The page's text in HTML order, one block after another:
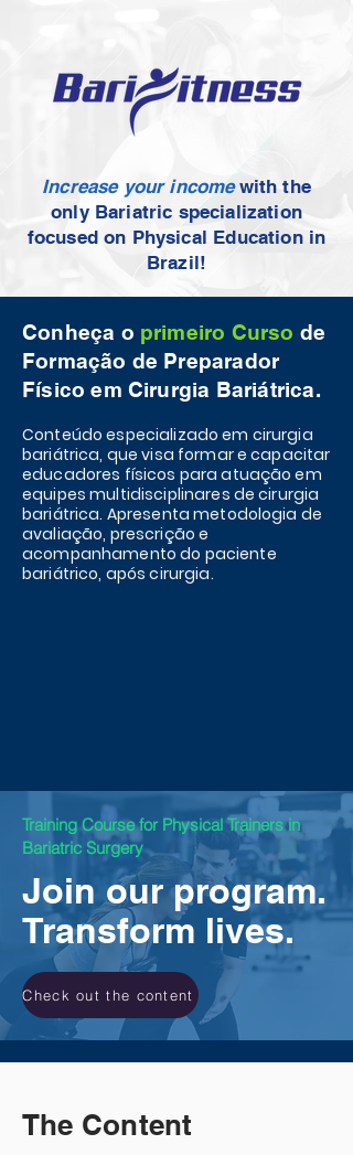
Increase your income with the
only Bariatric specialization
focused on Physical Education in
Brazil!
Conheça o primeiro Curso de
Formação de Preparador
Físico em Cirurgia Bariátrica.
Conteúdo especializado em cirurgia
bariátrica, que visa formar e capacitar
educadores físicos para atuação em
equipes multidisciplinares de cirurgia
bariátrica. Apresenta metodologia de
avaliação, prescrição e
acompanhamento do paciente
bariátrico, após cirurgia.
Training Course for Physical Trainers in
Bariatric Surgery
Join our program.
Transform lives.
Check out the content
The Content